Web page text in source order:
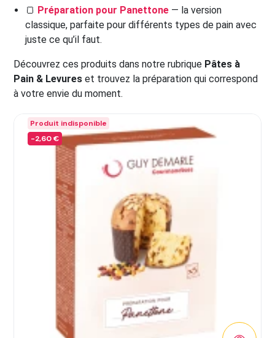
🍞 Préparation pour Panettone — la version
classique, parfaite pour différents types de pain avec
juste ce qu’il faut.
Découvrez ces produits dans notre rubrique Pâtes à
Pain & Levures et trouvez la préparation qui correspond
à votre envie du moment.
Produit indisponible
-2,60 €